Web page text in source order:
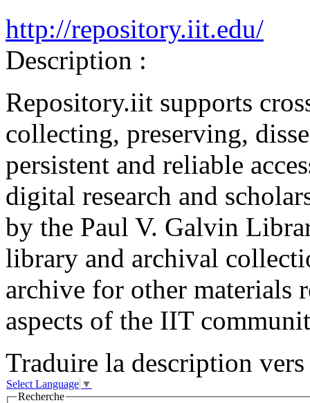
http://repository.iit.edu/
Description :
Repository.iit supports
collecting, preserving,
persistent and reliable
digital research and
by the Paul V. Galvin
library and archival
archive for other materials
aspects of the IIT
Traduire la description
Select Language ▼
Recherche